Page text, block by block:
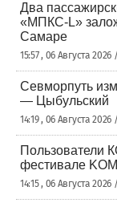
Два
«МПКС-L»
Самаре
15:57 , 06 Августа
Севморпуть
— Цыбульский
14:19 , 06 Августа
Пользователи
фестивале
14:15 , 06 Августа